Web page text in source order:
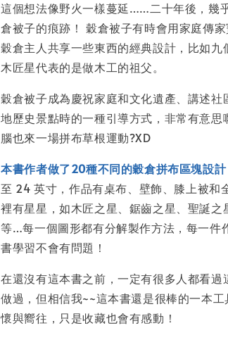
這個想法像野火一樣蔓延……二十年後，幾
倉被子的痕跡！ 穀倉被子有時會用家庭傳
穀倉主人共享一些東西的經典設計，比如
木匠星代表的是做木工的祖父。
穀倉被子成為慶祝家庭和文化遺產、講述社
地歷史景點時的一種引導方式，非常有意思
腦也來一場拼布草根運動?XD
本書作者做了20種不同的穀倉拼布區塊設計
至 24 英寸，作品有桌布、壁飾、膝上被和
裡有星星，如木匠之星、鋸齒之星、聖誕
等…每一個圖形都有分解製作方法，每一件
書學習不會有問題！
在還沒有這本書之前，一定有很多人都看
做過，但相信我~~這本書還是很棒的一本
懷與嚮往，只是收藏也會有感動！